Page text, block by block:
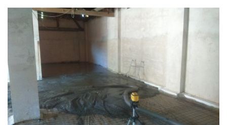
KONTAKTY
3D VIZUALIZACE
Marek Petruželka
Studýnka 131